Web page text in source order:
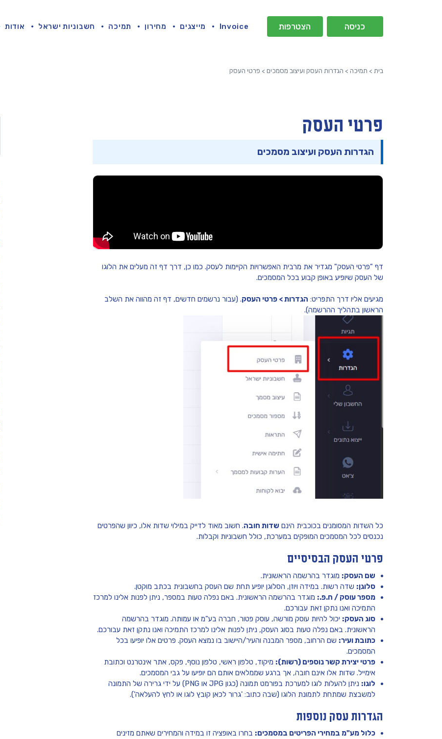
Invoice מייצגים מחירון תמיכה חשבוניות ישראל אודות כניסה הצטרפות
בית > תמיכה > הגדרות העסק ועיצוב מסמכים > פרטי העסק
פרטי העסק
הגדרות העסק ועיצוב מסמכים
דף "פרטי העסק" מגדיר את מרבית האפשרויות הקיימות לעסק. כמו כן, דרך דף זה מעלים את הלוגו
של העסק שיופיע באופן קבוע בכל המסמכים.
מגיעים אליו דרך התפריט: הגדרות > פרטי העסק. (עבור נרשמים חדשים, דף זה מהווה את השלב
הראשון בתהליך ההרשמה).
כל השדות המסומנים בכוכבית הינם שדות חובה. חשוב מאוד לדייק במילוי שדות אלו, כיוון שהפרטים
נכנסים לכל המסמכים המופקים במערכת, כולל חשבוניות וקבלות.
פרטי העסק הבסיסיים
שם העסק: מוגדר בהרשמה הראשונית.
סלוגן: שדה רשות. במידה ויוזן, הסלוגן יופיע תחת שם העסק בחשבונית בכתב מוקטן.
מספר עוסק / ח.פ.: מוגדר בהרשמה הראשונית. באם נפלה טעות במספר, ניתן לפנות אלינו למרכז
התמיכה ואנו נתקן זאת עבורכם.
סוג העסק: יכול להיות עוסק מורשה, עוסק פטור, חברה בע"מ או עמותה. מוגדר בהרשמה
הראשונית. באם נפלה טעות בסוג העסק, ניתן לפנות אלינו למרכז התמיכה ואנו נתקן זאת עבורכם.
כתובת ועיר: שם הרחוב, מספר המבנה והעיר/היישוב בו נמצא העסק. פרטים אלו יופיעו בכל
המסמכים.
פרטי יצירת קשר נוספים (רשות): מיקוד, טלפון ראשי, טלפון נוסף, פקס, אתר אינטרנט וכתובת
אימייל. שדות אלו אינם חובה, אך ברגע שממלאים אותם הם יופיעו על גבי המסמכים.
לוגו:
ניתן להעלות לוגו למערכת בפורמט תמונה (כגון JPG או PNG) על ידי גרירה של התמונה
למשבצת שמתחת לתמונת הלוגו (שבה כתוב: 'גרור לכאן קובץ לוגו או לחץ להעלאה').
הגדרות עסק נוספות
כלול מע"מ במחירי הפריטים במסמכים: בחרו באופציה זו במידה והמחירים שאתם מזינים